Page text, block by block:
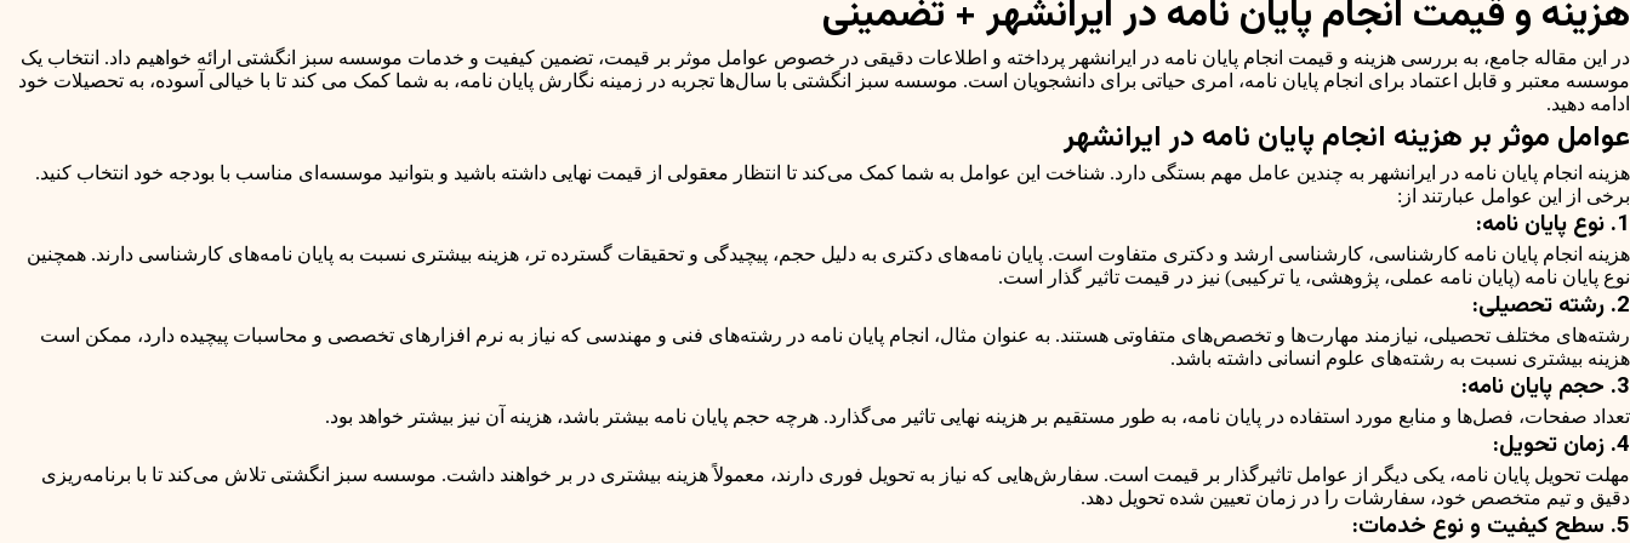
هزینه و قیمت انجام پایان نامه در ایرانشهر + تضمینی
در این مقاله جامع، به بررسی هزینه و قیمت انجام پایان نامه در ایرانشهر پرداخته و اطلاعات دقیقی در خصوص عوامل موثر بر قیمت، تضمین کیفیت و خدمات موسسه سبز انگشتی ارائه خواهیم داد. انتخاب یک
موسسه معتبر و قابل اعتماد برای انجام پایان نامه، امری حیاتی برای دانشجویان است. موسسه سبز انگشتی با سال‌ها تجربه در زمینه نگارش پایان نامه، به شما کمک می کند تا با خیالی آسوده، به تحصیلات خود
ادامه دهید.
عوامل موثر بر هزینه انجام پایان نامه در ایرانشهر
هزینه انجام پایان نامه در ایرانشهر به چندین عامل مهم بستگی دارد. شناخت این عوامل به شما کمک می‌کند تا انتظار معقولی از قیمت نهایی داشته باشید و بتوانید موسسه‌ای مناسب با بودجه خود انتخاب کنید.
برخی از این عوامل عبارتند از:
1. نوع پایان نامه:
هزینه انجام پایان نامه کارشناسی، کارشناسی ارشد و دکتری متفاوت است. پایان نامه‌های دکتری به دلیل حجم، پیچیدگی و تحقیقات گسترده تر، هزینه بیشتری نسبت به پایان نامه‌های کارشناسی دارند. همچنین
نوع پایان نامه (پایان نامه عملی، پژوهشی، یا ترکیبی) نیز در قیمت تاثیر گذار است.
2. رشته تحصیلی:
رشته‌های مختلف تحصیلی، نیازمند مهارت‌ها و تخصص‌های متفاوتی هستند. به عنوان مثال، انجام پایان نامه در رشته‌های فنی و مهندسی که نیاز به نرم افزارهای تخصصی و محاسبات پیچیده دارد، ممکن است
هزینه بیشتری نسبت به رشته‌های علوم انسانی داشته باشد.
3. حجم پایان نامه:
تعداد صفحات، فصل‌ها و منابع مورد استفاده در پایان نامه، به طور مستقیم بر هزینه نهایی تاثیر می‌گذارد. هرچه حجم پایان نامه بیشتر باشد، هزینه آن نیز بیشتر خواهد بود.
4. زمان تحویل:
مهلت تحویل پایان نامه، یکی دیگر از عوامل تاثیرگذار بر قیمت است. سفارش‌هایی که نیاز به تحویل فوری دارند، معمولاً هزینه بیشتری در بر خواهند داشت. موسسه سبز انگشتی تلاش می‌کند تا با برنامه‌ریزی
دقیق و تیم متخصص خود، سفارشات را در زمان تعیین شده تحویل دهد.
5. سطح کیفیت و نوع خدمات: